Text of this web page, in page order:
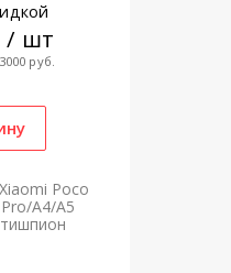
/ шт
руб.
Poco
A4/A5